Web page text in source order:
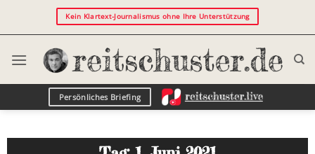
Kein Klartext-Journalismus ohne Ihre Unterstützung
Persönliches Briefing